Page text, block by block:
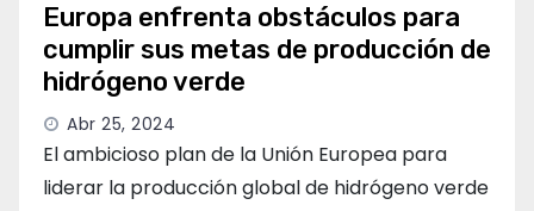
Europa enfrenta obstáculos para
cumplir sus metas de producción de
hidrógeno verde
Abr 25, 2024
El ambicioso plan de la Unión Europea para
liderar la producción global de hidrógeno verde